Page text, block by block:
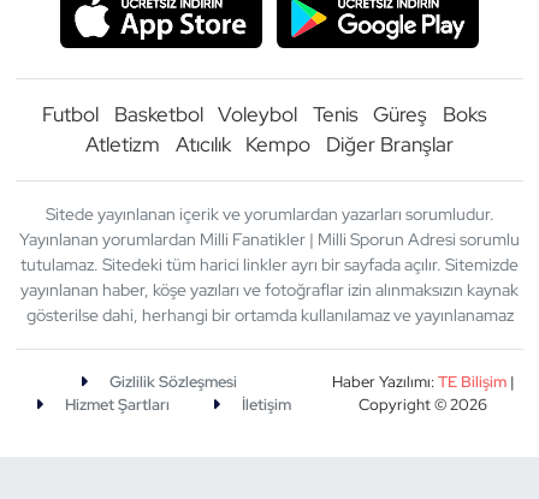
Futbol Basketbol Voleybol Tenis Güreş
Boks
Atletizm
Atıcılık Kempo Diğer Branşlar
Sitede yayınlanan içerik ve yorumlardan yazarları sorumludur.
Yayınlanan yorumlardan Milli Fanatikler | Milli Sporun Adresi sorumlu
tutulamaz. Sitedeki tüm harici linkler ayrı bir sayfada açılır. Sitemizde
yayınlanan haber, köşe yazıları ve fotoğraflar izin alınmaksızın kaynak
gösterilse dahi, herhangi bir ortamda kullanılamaz ve yayınlanamaz
Gizlilik Sözleşmesi
Hizmet Şartları
İletişim
Haber Yazılımı:TE Bilişim|
Copyright © 2026